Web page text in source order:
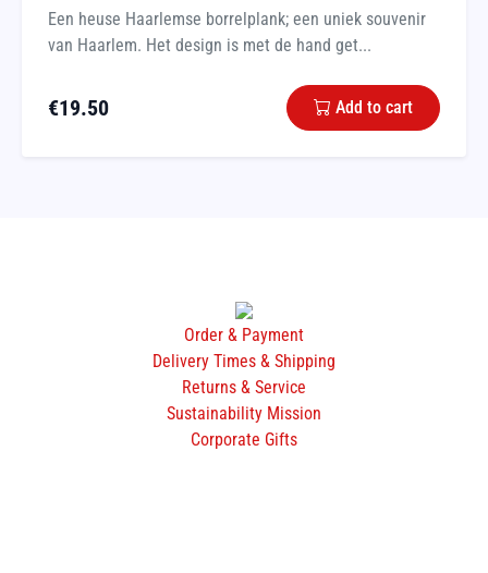
Een heuse Haarlemse borrelplank; een uniek souvenir
van Haarlem. Het design is met de hand get...
€19.50 Add to cart
Order & Payment
Delivery Times & Shipping
Returns & Service
Sustainability Mission
Corporate Gifts